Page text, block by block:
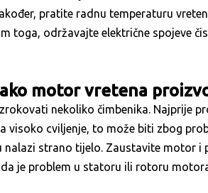
pratite radnu temperaturu
toga, održavajte električne spojeve
motor vretena
nekoliko čimbenika. Najprije
visoko cviljenje, to može biti zbog
nalazi strano tijelo. Zaustavite motor
je problem u statoru ili rotoru